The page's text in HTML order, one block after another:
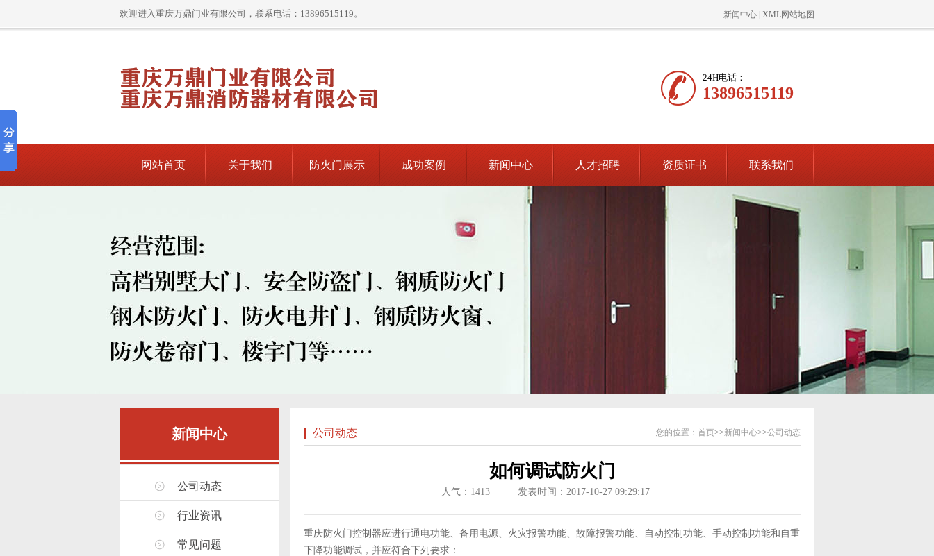
欢迎进入重庆万鼎门业有限公司，联系电话：13896515119。 新闻中心 XML网站地图
24H电话：
13896515119
网站首页 关于我们 防火门展示 成功案例 新闻中心 人才招聘 资质证书 联系我们
新闻中心
公司动态
行业资讯
常见问题
公司动态 您的位置： 首页>>新闻中心>>公司动态
如何调试防火门
人气： 1413 发表时间：2017-10-27 09:29:17
重庆防火门控制器应进行通电功能、备用电源、火灾报警功能、故障报警功能、自动控制功能、手动控制功能和自重
下降功能调试，并应符合下列要求：